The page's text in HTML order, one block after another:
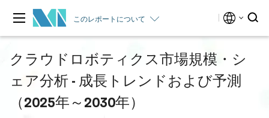
このレポートについて
クラウドロボティクス市場規模・シ
ェア分析 - 成長トレンドおよび予測
（2025年～2030年）